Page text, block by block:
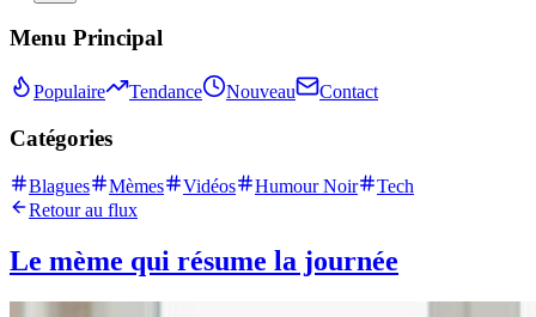
Menu Principal
Populaire Tendance Nouveau Contact
Catégories
Blagues Mèmes Vidéos Humour Noir
Tech
Retour au flux
Le mème qui résume la journée